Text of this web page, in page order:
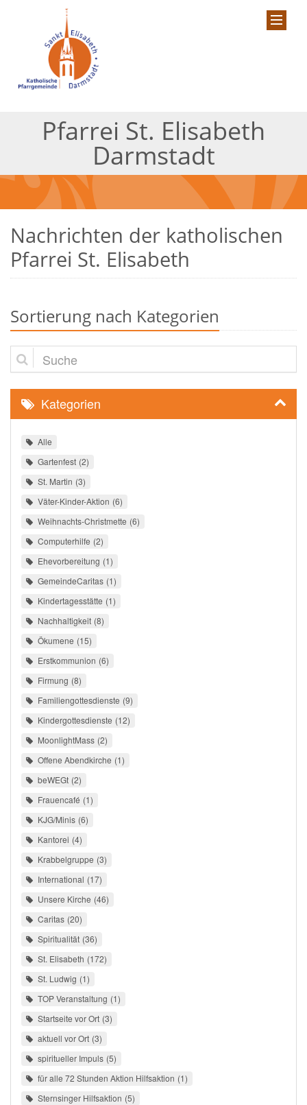
Pfarrei St. Elisabeth
Darmstadt
Nachrichten der katholischen
Pfarrei St. Elisabeth
Sortierung nach Kategorien
Suche
Kategorien
Alle
Gartenfest 2
St. Martin 3
Väter-Kinder-Aktion 6
Weihnachts-Christmette 6
Computerhilfe 2
Ehevorbereitung 1
GemeindeCaritas 1
Kindertagesstätte 1
Nachhaltigkeit 8
Ökumene 15
Erstkommunion 6
Firmung 8
Familiengottesdienste 9
Kindergottesdienste 12
MoonlightMass 2
Offene Abendkirche 1
beWEGt 2
Frauencafé 1
KJG/Minis 6
Kantorei 4
Krabbelgruppe 3
International 17
Unsere Kirche 46
Caritas 20
Spiritualität 36
St. Elisabeth 172
St. Ludwig 1
TOP Veranstaltung 1
Startseite vor Ort 3
aktuell vor Ort 3
spiritueller Impuls 5
für alle 72 Stunden Aktion Hilfsaktion 1
Sternsinger Hilfsaktion 5